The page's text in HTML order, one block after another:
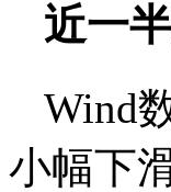
近一
Wind
小幅下